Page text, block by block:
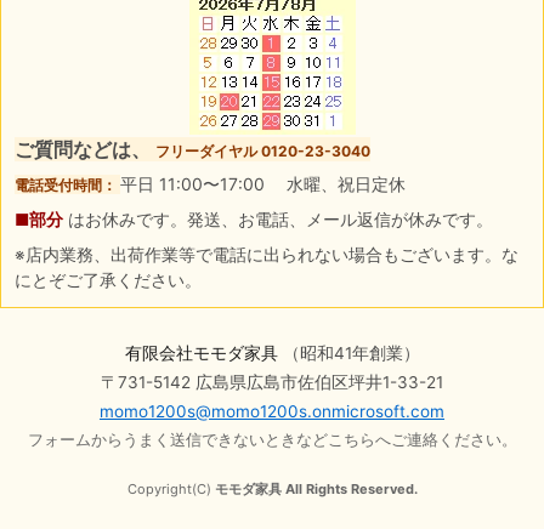
ご質問などは、
フリーダイヤル 0120-23-3040
電話受付時間： 平日 11:00〜17:00 水曜、祝日定休
■部分 はお休みです。発送、お電話、メール返信が休みです。
※店内業務、出荷作業等で電話に出られない場合もございます。な
にとぞご了承ください。
有限会社モモダ家具（昭和41年創業）
〒731-5142 広島県広島市佐伯区坪井1-33-21
momo1200s@momo1200s.onmicrosoft.com
フォームからうまく送信できないときなどこちらへご連絡ください。
Copyright(C) モモダ家具 All Rights Reserved.